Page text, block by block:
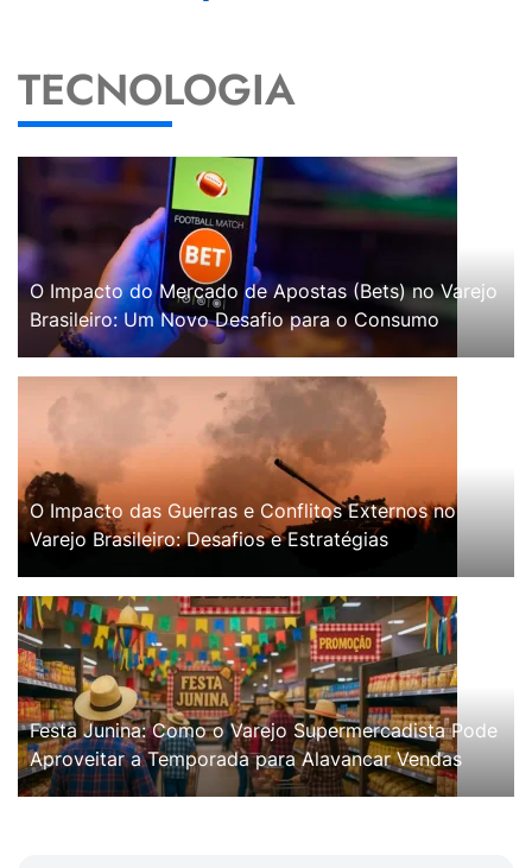
TECNOLOGIA
O Impacto do Mercado de Apostas (Bets) no Varejo
Brasileiro: Um Novo Desafio para o Consumo
O Impacto das Guerras e Conflitos Externos no
Varejo Brasileiro: Desafios e Estratégias
Festa Junina: Como o Varejo Supermercadista Pode
Aproveitar a Temporada para Alavancar Vendas